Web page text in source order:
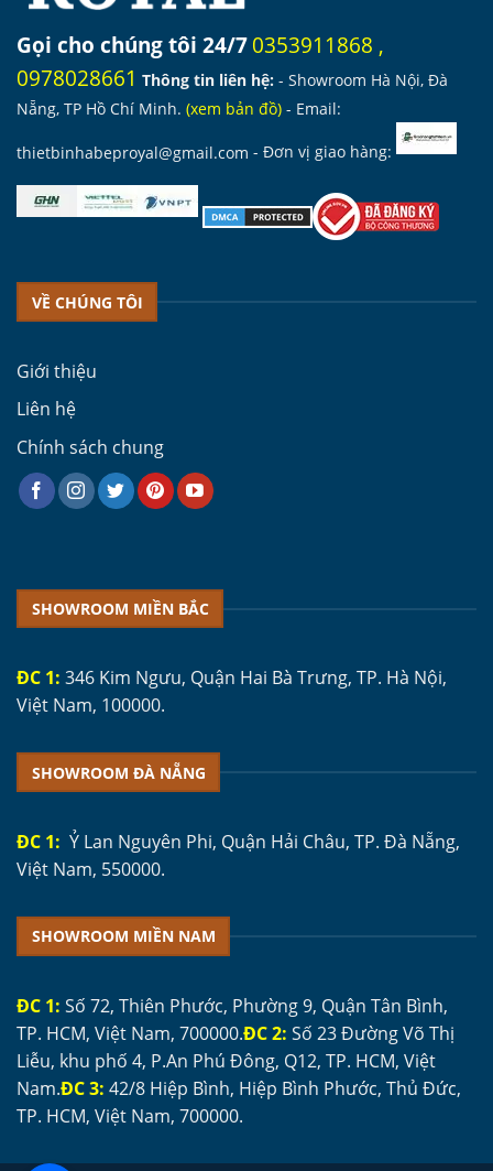
Gọi cho chúng tôi 24/70353911868 ,
0978028661 Thông tin liên hệ: - Showroom Hà Nội, Đà
Nẵng, TP Hồ Chí Minh. (xem bản đồ) - Email:
thietbinhabeproyal@gmail.com - Đơn vị giao hàng:
VỀ CHÚNG TÔI
Giới thiệu
Liên hệ
Chính sách chung
SHOWROOM MIỀN BẮC
ĐC 1: 346 Kim Ngưu, Quận Hai Bà Trưng, TP. Hà Nội,
Việt Nam, 100000.
SHOWROOM ĐÀ NẴNG
ĐC 1: Ỷ Lan Nguyên Phi, Quận Hải Châu, TP. Đà Nẵng,
Việt Nam, 550000.
SHOWROOM MIỀN NAM
ĐC 1: Số 72, Thiên Phước, Phường 9, Quận Tân Bình,
TP. HCM, Việt Nam, 700000.ĐC 2: Số 23 Đường Võ Thị
Liễu, khu phố 4, P.An Phú Đông, Q12, TP. HCM, Việt
Nam.ĐC 3: 42/8 Hiệp Bình, Hiệp Bình Phước, Thủ Đức,
TP. HCM, Việt Nam, 700000.